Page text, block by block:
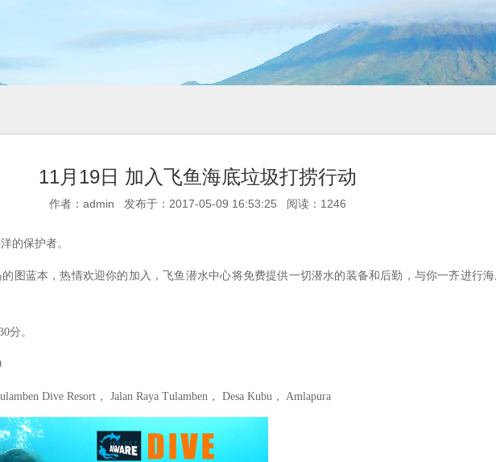
11月19日 加入飞鱼海底垃圾打捞行动
作者：admin 发布于：2017-05-09 16:53:25 阅读： 1246
的保护者。
的图蓝本，热情欢迎你的加入，飞鱼潜水中心将免费提供一切潜水的装备和后勤，与你一齐进行
分。
Dive Resort， Jalan Raya Tulamben， Desa Kubu， Amlapura